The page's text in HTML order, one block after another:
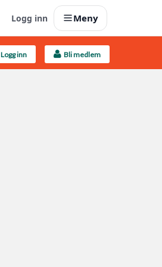
Logg inn Meny
Logg inn Bli medlem